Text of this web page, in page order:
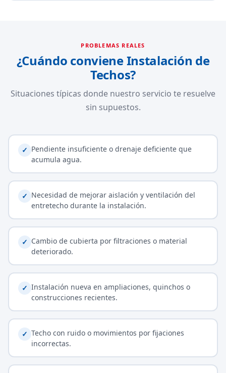
PROBLEMAS REALES
¿Cuándo conviene Instalación de
Techos?
Situaciones típicas donde nuestro servicio te resuelve
sin supuestos.
✓ Pendiente insuficiente o drenaje deficiente que
acumula agua.
✓ Necesidad de mejorar aislación y ventilación del
entretecho durante la instalación.
✓ Cambio de cubierta por filtraciones o material
deteriorado.
✓ Instalación nueva en ampliaciones, quinchos o
construcciones recientes.
✓ Techo con ruido o movimientos por fijaciones
incorrectas.